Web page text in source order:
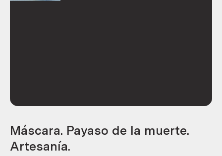
Máscara. Payaso de la muerte.
Artesanía.